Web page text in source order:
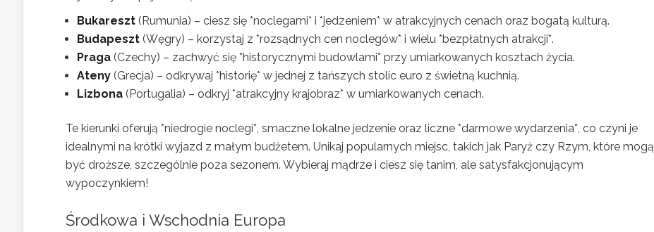
Bukareszt (Rumunia) – ciesz się *noclegami* i *jedzeniem* w atrakcyjnych cenach oraz bogatą kulturą.
Budapeszt (Węgry) – korzystaj z *rozsądnych cen noclegów* i wielu *bezpłatnych atrakcji*.
Praga (Czechy) – zachwyć się *historycznymi budowlami* przy umiarkowanych kosztach życia.
Ateny (Grecja) – odkrywaj *historię* w jednej z tańszych stolic euro z świetną kuchnią.
Lizbona (Portugalia) – odkryj *atrakcyjny krajobraz* w umiarkowanych cenach.
Te kierunki oferują *niedrogie noclegi*, smaczne lokalne jedzenie oraz liczne *darmowe wydarzenia*, co czyni je
idealnymi na krótki wyjazd z małym budżetem. Unikaj popularnych miejsc, takich jak Paryż czy Rzym, które mogą
być droższe, szczególnie poza sezonem. Wybieraj mądrze i ciesz się tanim, ale satysfakcjonującym
wypoczynkiem!
Środkowa i Wschodnia Europa